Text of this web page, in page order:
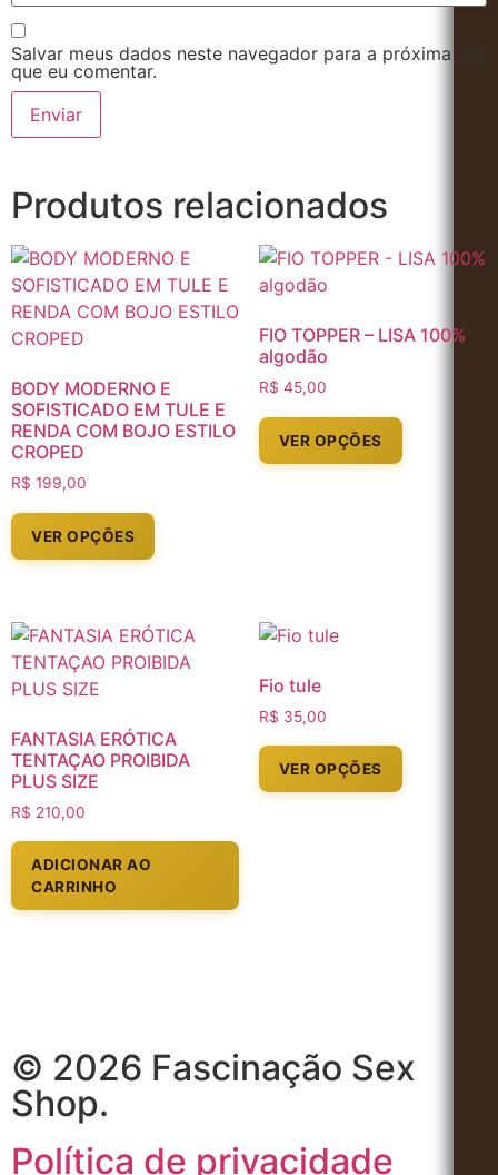
Salvar meus dados neste navegador para a próxima vez
que eu comentar.
Produtos relacionados
BODY MODERNO E
SOFISTICADO EM TULE E
RENDA COM BOJO ESTILO
CROPED
R$ 199,00
VER OPÇÕES
FIO TOPPER – LISA 100%
algodão
R$ 45,00
VER OPÇÕES
FANTASIA ERÓTICA
TENTAÇAO PROIBIDA
PLUS SIZE
R$ 210,00
ADICIONAR AO
CARRINHO
Fio tule
R$ 35,00
VER OPÇÕES
© 2026 Fascinação Sex
Shop.
Política de privacidade